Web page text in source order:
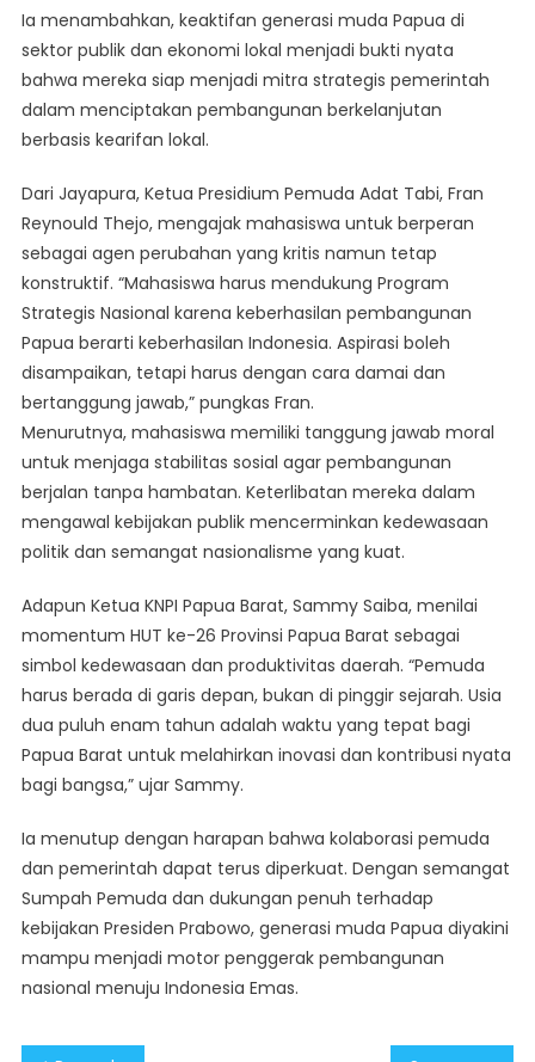
Ia menambahkan, keaktifan generasi muda Papua di
sektor publik dan ekonomi lokal menjadi bukti nyata
bahwa mereka siap menjadi mitra strategis pemerintah
dalam menciptakan pembangunan berkelanjutan
berbasis kearifan lokal.
Dari Jayapura, Ketua Presidium Pemuda Adat Tabi, Fran
Reynould Thejo, mengajak mahasiswa untuk berperan
sebagai agen perubahan yang kritis namun tetap
konstruktif. “Mahasiswa harus mendukung Program
Strategis Nasional karena keberhasilan pembangunan
Papua berarti keberhasilan Indonesia. Aspirasi boleh
disampaikan, tetapi harus dengan cara damai dan
bertanggung jawab,” pungkas Fran.
Menurutnya, mahasiswa memiliki tanggung jawab moral
untuk menjaga stabilitas sosial agar pembangunan
berjalan tanpa hambatan. Keterlibatan mereka dalam
mengawal kebijakan publik mencerminkan kedewasaan
politik dan semangat nasionalisme yang kuat.
Adapun Ketua KNPI Papua Barat, Sammy Saiba, menilai
momentum HUT ke-26 Provinsi Papua Barat sebagai
simbol kedewasaan dan produktivitas daerah. “Pemuda
harus berada di garis depan, bukan di pinggir sejarah. Usia
dua puluh enam tahun adalah waktu yang tepat bagi
Papua Barat untuk melahirkan inovasi dan kontribusi nyata
bagi bangsa,” ujar Sammy.
Ia menutup dengan harapan bahwa kolaborasi pemuda
dan pemerintah dapat terus diperkuat. Dengan semangat
Sumpah Pemuda dan dukungan penuh terhadap
kebijakan Presiden Prabowo, generasi muda Papua diyakini
mampu menjadi motor penggerak pembangunan
nasional menuju Indonesia Emas.